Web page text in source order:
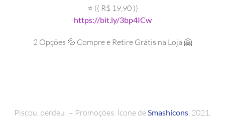
⭐ (( R$ 19,90 ))
https://bit.ly/3bp4ICw
2 Opções 💦 Compre e Retire Grátis na Loja 🤗
Piscou, perdeu! – Promoções. Ícone de Smashicons . 2021.